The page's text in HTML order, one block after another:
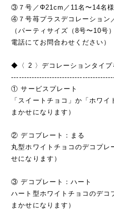
③７号／Φ21cm／11名〜14名様
④７号苺プラスデコレーション
（パーティサイズ（8号〜10号
電話にてお問合わせください）
◆〈 2 〉デコレーションタイプ
① サービスプレート
「スイートチョコ」か「ホワ
まかせになります）
② デコプレート：まる
丸型ホワイトチョコのデコプレ
せになります）
③ デコプレート：ハート
ハート型ホワイトチョコのデコ
まかせになります）